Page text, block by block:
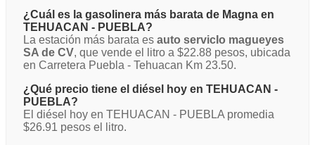
¿Cuál es la gasolinera más barata de Magna en
TEHUACAN - PUEBLA?
La estación más barata es auto servicIo magueyes
SA de CV, que vende el litro a $22.88 pesos, ubicada
en Carretera Puebla - Tehuacan Km 23.50.
¿Qué precio tiene el diésel hoy en TEHUACAN -
PUEBLA?
El diésel hoy en TEHUACAN - PUEBLA promedia
$26.91 pesos el litro.